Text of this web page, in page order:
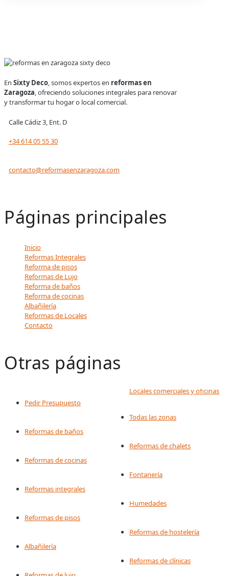
Páginas principales
Inicio
Reformas Integrales
Reforma de pisos
Reformas de Lujo
Reforma de baños
Reforma de cocinas
Albañilería
Reformas de Locales
Contacto
En Sixty Deco, somos expertos en reformas en
Zaragoza, ofreciendo soluciones integrales para renovar
y transformar tu hogar o local comercial.
Calle Cádiz 3, Ent. D
+34 614 05 55 30
contacto@reformasenzaragoza.com
Otras páginas
Pedir Presupuesto
Reformas de baños
Reformas de cocinas
Reformas integrales
Reformas de pisos
Albañilería
Locales comerciales y oficinas
Todas las zonas
Reformas de chalets
Fontanería
Humedades
Reformas de hostelería
Reformas de clínicas